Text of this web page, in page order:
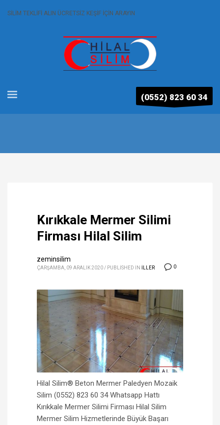
SİLİM TEKLİFİ ALIN ÜCRETSİZ KEŞİF İÇİN ARAYIN
(0552) 823 60 34
Kırıkkale Mermer Silimi
Firması Hilal Silim
0
zeminsilim
ÇARŞAMBA, 09 ARALIK 2020 / PUBLISHED IN ILLER
Hilal Silim® Beton Mermer Paledyen Mozaik
Silim (0552) 823 60 34 Whatsapp Hattı
Kırıkkale Mermer Silimi Firması Hilal Silim
Mermer Silim Hizmetlerinde Büyük Başarı